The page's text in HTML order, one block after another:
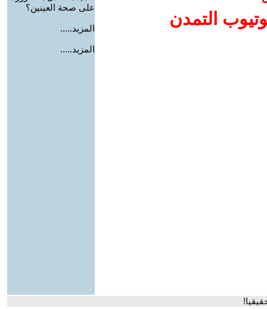
التمدن
على صحة العينين؟
المزيد.....
المزيد.....